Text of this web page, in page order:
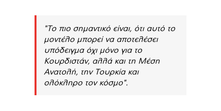
"Το πιο σημαντικό είναι, ότι αυτό το
μοντέλο μπορεί να αποτελέσει
υπόδειγμα όχι μόνο για το
Κουρδιστάν, αλλά και τη Μέση
Ανατολή, την Τουρκία και
ολόκληρο τον κόσμο".